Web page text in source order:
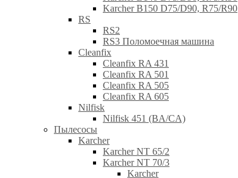
Karcher B150 D75/D90, R75/R90
RS
RS2
RS3 Поломоечная машина
Cleanfix
Cleanfix RA 431
Cleanfix RA 501
Cleanfix RA 505
Cleanfix RA 605
Nilfisk
Nilfisk 451 (BA/CA)
Пылесосы
Karcher
Karcher NT 65/2
Karcher NT 70/3
Karcher